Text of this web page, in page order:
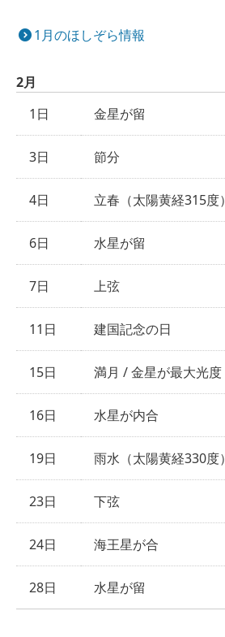
1月のほしぞら情報
2月
1日
金星が留
3日 節分
4日 立春（太陽黄経315度）
6日 水星が留
7日 上弦
11日 建国記念の日
15日 満月 / 金星が最大光度
16日 水星が内合
19日 雨水（太陽黄経330度）
23日 下弦
24日 海王星が合
28日 水星が留